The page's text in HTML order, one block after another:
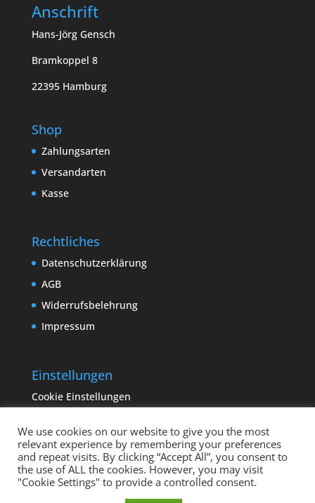
Anschrift
Hans-Jörg Gensch
Bramkoppel 8
22395 Hamburg
Shop
Zahlungsarten
Versandarten
Kasse
Rechtliches
Datenschutzerklärung
AGB
Widerrufsbelehrung
Impressum
Einstellungen
Cookie Einstellungen
We use cookies on our website to give you the most
relevant experience by remembering your preferences
and repeat visits. By clicking “Accept All”, you consent to
the use of ALL the cookies. However, you may visit
"Cookie Settings" to provide a controlled consent.